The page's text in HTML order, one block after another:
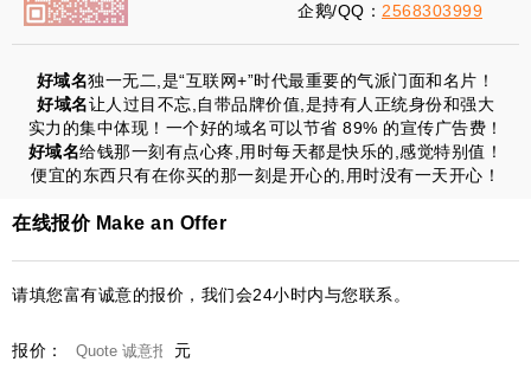
企鹅/QQ： 2568303999
好域名独一无二,是“互联网+”时代最重要的气派门面和名片！
好域名让人过目不忘,自带品牌价值,是持有人正统身份和强大
实力的集中体现！一个好的域名可以节省 89% 的宣传广告费！
好域名给钱那一刻有点心疼,用时每天都是快乐的,感觉特别值！
便宜的东西只有在你买的那一刻是开心的,用时没有一天开心！
在线报价 Make an Offer
请填您富有诚意的报价，我们会24小时内与您联系。
报价： 元